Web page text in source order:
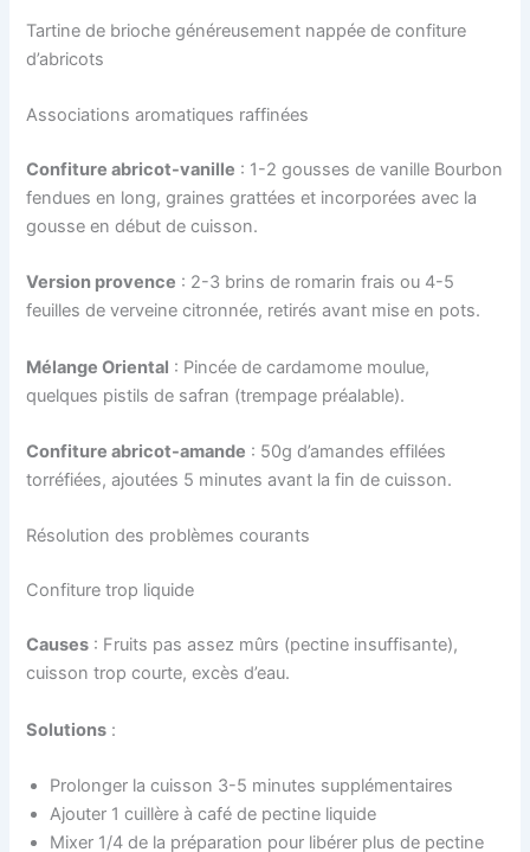
Tartine de brioche généreusement nappée de confiture
d’abricots
Associations aromatiques raffinées
Confiture abricot-vanille : 1-2 gousses de vanille Bourbon
fendues en long, graines grattées et incorporées avec la
gousse en début de cuisson.
Version provence : 2-3 brins de romarin frais ou 4-5
feuilles de verveine citronnée, retirés avant mise en pots.
Mélange Oriental : Pincée de cardamome moulue,
quelques pistils de safran (trempage préalable).
Confiture abricot-amande : 50g d’amandes effilées
torréfiées, ajoutées 5 minutes avant la fin de cuisson.
Résolution des problèmes courants
Confiture trop liquide
Causes : Fruits pas assez mûrs (pectine insuffisante),
cuisson trop courte, excès d’eau.
Solutions :
Prolonger la cuisson 3-5 minutes supplémentaires
Ajouter 1 cuillère à café de pectine liquide
Mixer 1/4 de la préparation pour libérer plus de pectine